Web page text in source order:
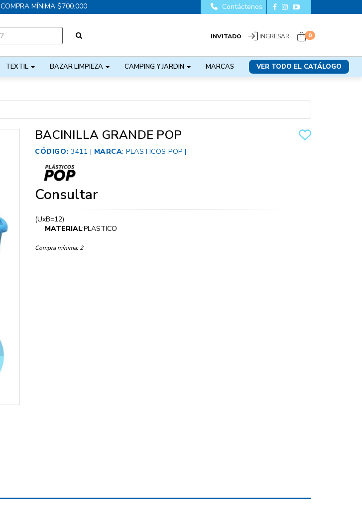
COMPRA MÍNIMA $700.000
INVITADO INGRESAR 0
TEXTIL BAZAR LIMPIEZA CAMPING Y JARDIN MARCAS VER TODO EL CATÁLOGO
Contáctenos
BACINILLA GRANDE POP
CÓDIGO: 3411 | MARCA: PLASTICOS POP |
Consultar
(UxB=12)
MATERIAL:PLASTICO
Compra mínima: 2